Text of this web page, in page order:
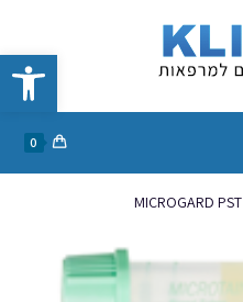
פתח סרגל נגישות
0
MICROGARD